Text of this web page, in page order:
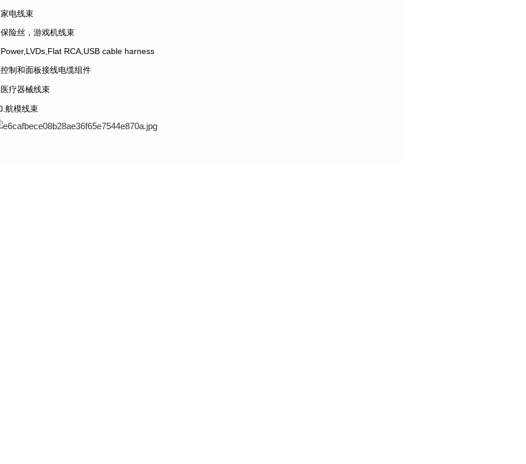
电线束
险丝，游戏机线束
RCA,USB cable harness
制和面板接线电缆组件
疗器械线束
航模线束